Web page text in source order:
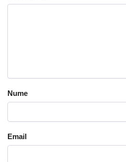
Nume
Email